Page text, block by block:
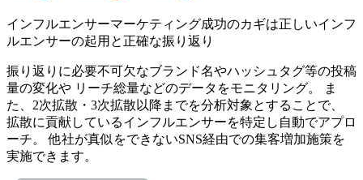
インフルエンサーマーケティング成功のカギは正しいインフ
ルエンサーの起用と正確な振り返り
振り返りに必要不可欠なブランド名やハッシュタグ等の投稿
量の変化や リーチ総量などのデータをモニタリング。 ま
た、2次拡散・3次拡散以降までを分析対象とすることで、
拡散に貢献しているインフルエンサーを特定し自動でアプロ
ーチ。 他社が真似をできないSNS経由での集客増加施策を
実施できます。